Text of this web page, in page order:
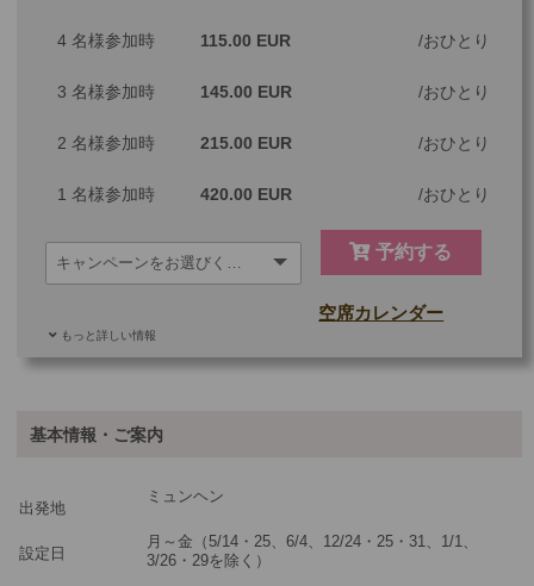
4 名様参加時 115.00 EUR おひとり
3 名様参加時 145.00 EUR おひとり
2 名様参加時 215.00 EUR おひとり
1 名様参加時 420.00 EUR おひとり
予約する
もっと詳しい情報
空席カレンダー
ツアーコード
基本情報・ご案内
出発地
ミュンヘン
設定日
月～金（5/14・25、6/4、12/24・25・31、1/1、
3/26・29を除く）